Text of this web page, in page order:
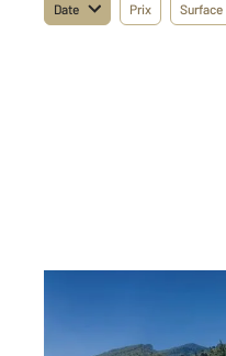
Date Prix Surface
Ref : 1050